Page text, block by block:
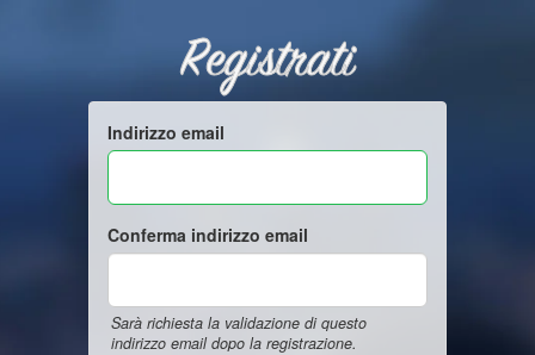
Registrati
Indirizzo email
Conferma indirizzo email
Sarà richiesta la validazione di questo
indirizzo email dopo la registrazione.